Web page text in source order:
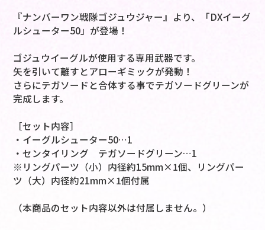
『ナンバーワン戦隊ゴジュウジャー』より、「DXイーグ
ルシューター50」が登場！
ゴジュウイーグルが使用する専用武器です。
矢を引いて離すとアローギミックが発動！
さらにテガソードと合体する事でテガソードグリーンが
完成します。
［セット内容］
・イーグルシューター50…1
・センタイリング テガソードグリーン…1
※リングパーツ（小）内径約15mm×1個、リングパー
ツ（大）内径約21mm×1個付属
（本商品のセット内容以外は付属しません。）